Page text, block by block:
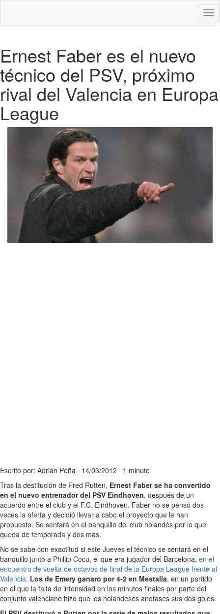
Ernest Faber es el nuevo
técnico del PSV, próximo
rival del Valencia en Europa
League
Escrito por: Adrián Peña 14/03/2012 1 minuto
Tras la destitución de Fred Rutten, Ernest Faber se ha convertido
en el nuevo entrenador del PSV Eindhoven, después de un
acuerdo entre el club y el F.C. Eindhoven. Faber no se pensó dos
veces la oferta y decidió llevar a cabo el proyecto que le han
propuesto. Se sentará en el banquillo del club holandés por lo que
queda de temporada y dos más.
No se sabe con exactitud si este Jueves el técnico se sentará en el
banquillo junto a Phillip Cocu, el que era jugador del Barcelona, en el
encuentro de vuelta de octavos de final de la Europa League frente al
Valencia. Los de Emery ganaro por 4-2 en Mestalla, en un partido
en el que la falta de intensidad en los minutos finales por parte del
conjunto valenciano hizo que los holandeses anotases sus dos goles.